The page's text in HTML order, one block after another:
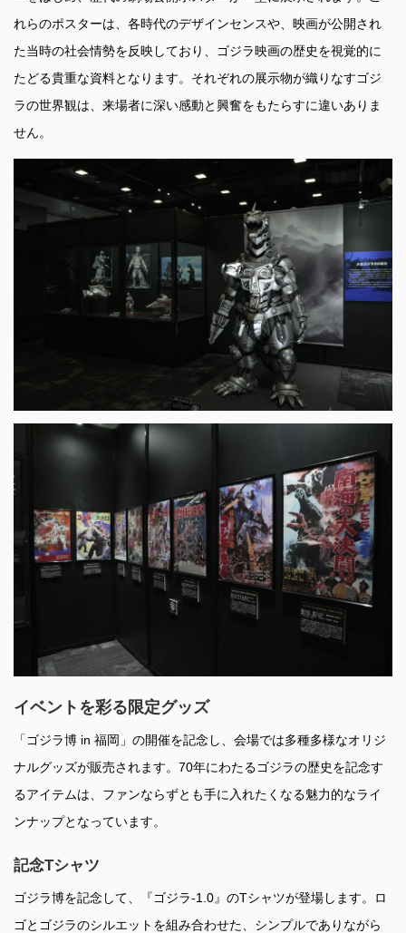
れらのポスターは、各時代のデザインセンスや、映画が公開され
た当時の社会情勢を反映しており、ゴジラ映画の歴史を視覚的に
たどる貴重な資料となります。それぞれの展示物が織りなすゴジ
ラの世界観は、来場者に深い感動と興奮をもたらすに違いありま
せん。
イベントを彩る限定グッズ
「ゴジラ博 in 福岡」の開催を記念し、会場では多種多様なオリジ
ナルグッズが販売されます。70年にわたるゴジラの歴史を記念す
るアイテムは、ファンならずとも手に入れたくなる魅力的なライ
ンナップとなっています。
記念Tシャツ
ゴジラ博を記念して、『ゴジラ-1.0』のTシャツが登場します。ロ
ゴとゴジラのシルエットを組み合わせた、シンプルでありながら